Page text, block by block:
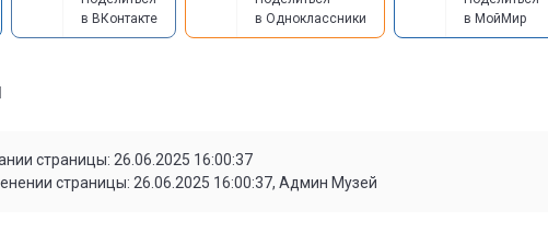
в ВКонтакте
в Одноклассники
в МойМир
страницы: 26.06.2025 16:00:37
страницы: 26.06.2025 16:00:37, Админ Музей